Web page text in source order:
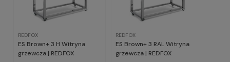
REDFOX
ES Brown+ 3 H Witryna
grzewcza | REDFOX
REDFOX
ES Brown+ 3 RAL Witryna
grzewcza | REDFOX